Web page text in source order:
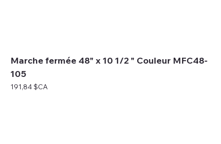
Marche fermée 48" x 10 1/2 " Couleur MFC48-
105
Prix
191,84 $CA